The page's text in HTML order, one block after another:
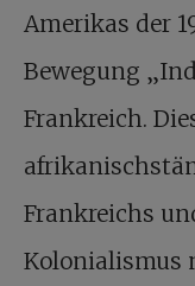
Amerikas der
Bewegung
Frankreich.
Frankreichs
Kolonialismus